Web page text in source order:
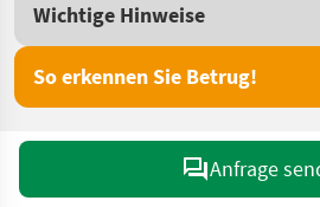
Wichtige Hinweise
So erkennen Sie Betrug!
Anfrage